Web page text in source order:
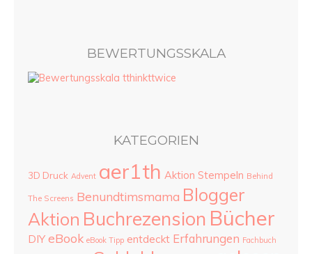
BEWERTUNGSSKALA
KATEGORIEN
3D Druck Advent aer1th Aktion Stempeln Behind
The Screens Benundtimsmama Blogger
Aktion Buchrezension Bücher
DIY eBook eBook Tipp entdeckt Erfahrungen Fachbuch